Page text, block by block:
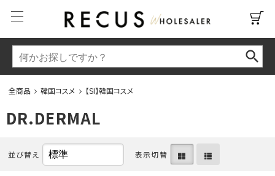
全商品 韓国コスメ 【SI】韓国コスメ
DR.DERMAL
並び替え 表示切替